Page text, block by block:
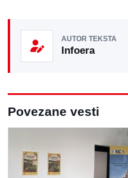
AUTOR TEKSTA
Infoera
Povezane vesti